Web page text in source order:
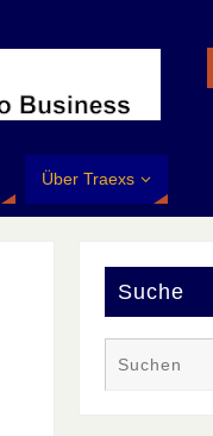
Über Traexs
Suche